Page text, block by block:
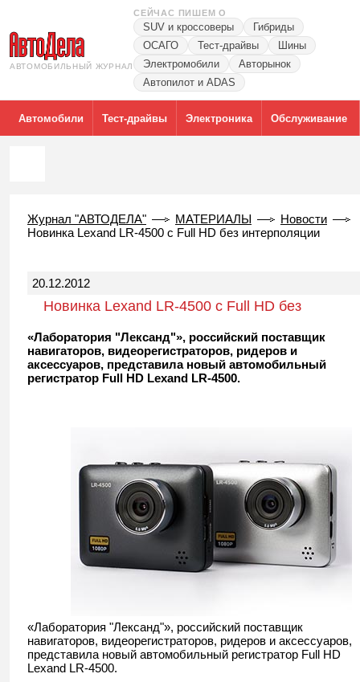
АВТОМОБИЛЬНЫЙ ЖУРНАЛ
СЕЙЧАС ПИШЕМ О
SUV и кроссоверы
Гибриды
ОСАГО
Тест-драйвы
Шины
Электромобили
Авторынок
Автопилот и ADAS
Автомобили Тест-драйвы Электроника Обслуживание
Журнал "АВТОДЕЛА" МАТЕРИАЛЫ
Новости
Новинка Lexand LR-4500 с Full HD без интерполяции
20.12.2012
Новинка Lexand LR-4500 с Full HD без
интерполяции
«Лаборатория "Лександ"», российский поставщик
навигаторов, видеорегистраторов, ридеров и
аксессуаров, представила новый автомобильный
регистратор Full HD Lexand LR-4500.
«Лаборатория "Лександ"», российский поставщик
навигаторов, видеорегистраторов, ридеров и аксессуаров,
представила новый автомобильный регистратор Full HD
Lexand LR-4500.